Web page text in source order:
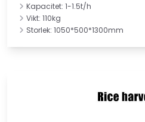
Kapacitet: 1-1.5t/h
Vikt: 110kg
Storlek: 1050*500*1300mm